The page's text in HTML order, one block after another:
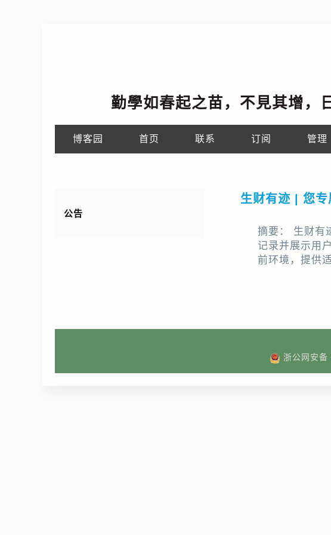
勤學如春起之苗，不見其增，
博客园 首页 联系 订阅 管理
生财有迹 | 您专
摘要： 生财有
记录并展示用
前环境，提供
公告
浙公网安